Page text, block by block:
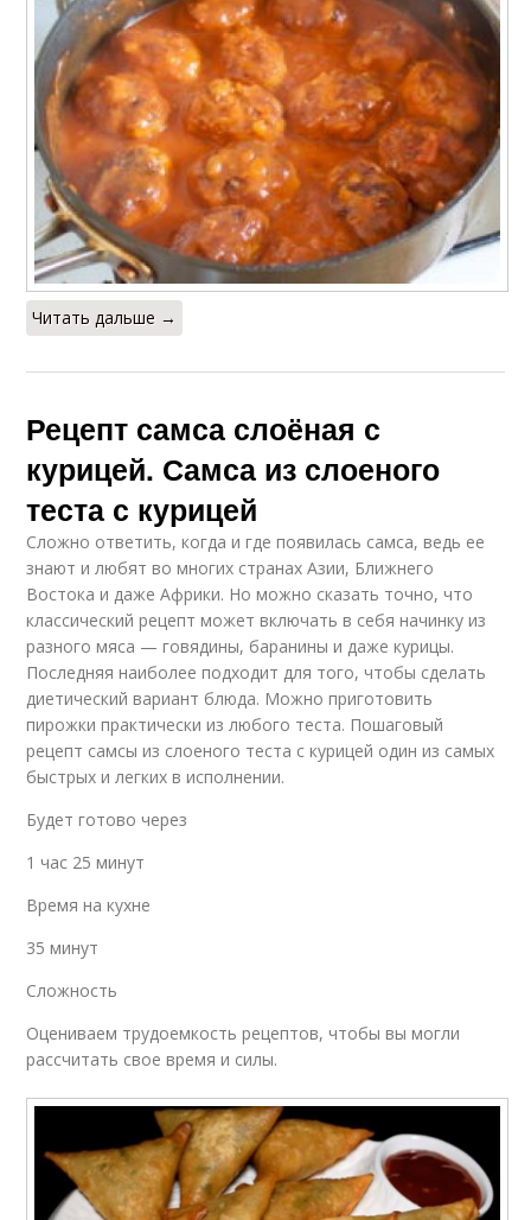
Читать дальше →
Рецепт самса слоёная с
курицей. Самса из слоеного
теста с курицей
Сложно ответить, когда и где появилась самса, ведь ее
знают и любят во многих странах Азии, Ближнего
Востока и даже Африки. Но можно сказать точно, что
классический рецепт может включать в себя начинку из
разного мяса — говядины, баранины и даже курицы.
Последняя наиболее подходит для того, чтобы сделать
диетический вариант блюда. Можно приготовить
пирожки практически из любого теста. Пошаговый
рецепт самсы из слоеного теста с курицей один из самых
быстрых и легких в исполнении.
Будет готово через
1 час 25 минут
Время на кухне
35 минут
Сложность
Оцениваем трудоемкость рецептов, чтобы вы могли
рассчитать свое время и силы.